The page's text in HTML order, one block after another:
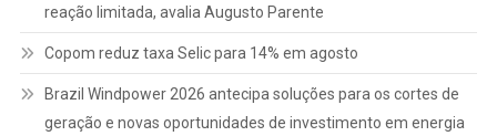
reação limitada, avalia Augusto Parente
Copom reduz taxa Selic para 14% em agosto
Brazil Windpower 2026 antecipa soluções para os cortes de
geração e novas oportunidades de investimento em energia